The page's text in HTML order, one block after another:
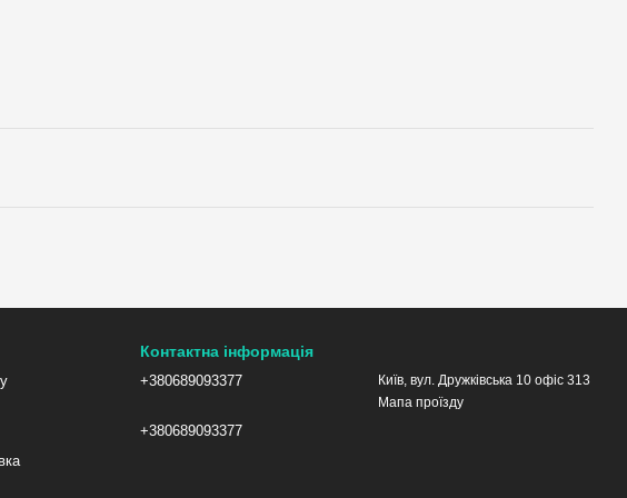
Контактна інформація
+380689093377
+380689093377
Київ, вул. Дружківська 10 офіс 313
Мапа проїзду